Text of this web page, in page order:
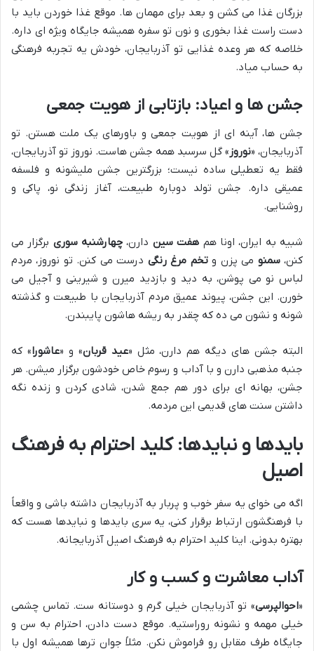
بزرگان غذا می کشن و بعد برای مهمان ها. موقع غذا خوردن باید با
دست راست غذا بخوری و نون تو سفره همیشه جایگاه ویژه ای داره.
خلاصه که هر وعده غذایی تو آذربایجان، خودش یه تجربه فرهنگی
به حساب میاد.
جشن ها و اعیاد: بازتابی از هویت جمعی
جشن ها، آینه ای از هویت جمعی و باورهای یک ملت هستن. تو
آذربایجان، «نوروز » گل سرسبد همه جشن هاست. نوروز تو آذربایجان،
فقط یه تعطیلی ساده نیست؛ بزرگترین جشن ملیشونه و فلسفه
عمیقی داره. جشن تولد دوباره طبیعت، آغاز زندگی نو، پاکی و
روشنایی.
شبیه به ایران، اونا هم هفت سین دارن، چهارشنبه سوری برگزار می
کنن،سمنو می پزن وتخم مرغ رنگی درست می کنن. تو نوروز، مردم
لباس نو می پوشن، به دید و بازدید میرن و شیرینی و آجیل می
خورن. این جشن، پیوند عمیق مردم آذربایجان با طبیعت و گذشته
شونه و نشون می ده که چقدر به ریشه هاشون پایبندن.
البته جشن های دیگه هم دارن، مثل «عید قربان» و «عاشورا» که
جنبه مذهبی دارن و با آداب و رسوم خاص خودشون برگزار میشن. هر
جشن، بهانه ای برای دور هم جمع شدن، شادی کردن و زنده نگه
داشتن سنت های قدیمی این مردمه.
بایدها و نبایدها: کلید احترام به فرهنگ
اصیل
اگه می خوای یه سفر خوب و پربار به آذربایجان داشته باشی و واقعاً
با فرهنگشون ارتباط برقرار کنی، یه سری بایدها و نبایدها هست که
بهتره بدونی. اینا کلید احترام به فرهنگ اصیل آذربایجانه.
آداب معاشرت و کسب و کار
«احوالپرسی» تو آذربایجان خیلی گرم و دوستانه ست. تماس چشمی
خیلی مهمه و نشونه روراستیه. موقع دست دادن، احترام به سن و
جایگاه طرف مقابل رو فراموش نکن. مثلاً جوان ترها همیشه اول با